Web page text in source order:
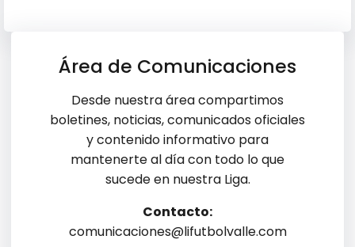
Área de Comunicaciones
Desde nuestra área compartimos
boletines, noticias, comunicados oficiales
y contenido informativo para
mantenerte al día con todo lo que
sucede en nuestra Liga.
Contacto:
comunicaciones@lifutbolvalle.com